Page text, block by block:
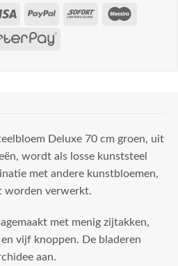
Deluxe 70 cm groen, uit
wordt als losse kunststeel
met andere kunstbloemen,
worden verwerkt.
met menig zijtakken,
vijf knoppen. De bladeren
aan.